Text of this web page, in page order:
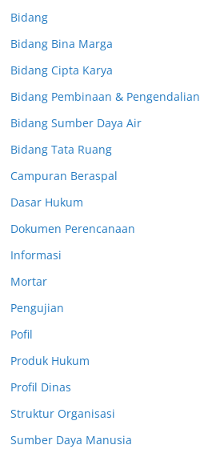
Bidang
Bidang Bina Marga
Bidang Cipta Karya
Bidang Pembinaan & Pengendalian
Bidang Sumber Daya Air
Bidang Tata Ruang
Campuran Beraspal
Dasar Hukum
Dokumen Perencanaan
Informasi
Mortar
Pengujian
Pofil
Produk Hukum
Profil Dinas
Struktur Organisasi
Sumber Daya Manusia